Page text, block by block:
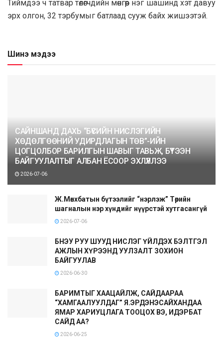
Тиймдээ ч татвар төлөгчдийн мөнгөөр нэг шашинд хэт давуу
эрх олгон, 32 тэрбумыг батлаад сууж байх жишээтэй.
Шинэ мэдээ
САЙНШАНД ДАХЬ “БҮСИЙН НИСЛЭГИЙН
ХӨДӨЛГӨӨНИЙ УДИРДЛАГЫН ТӨВ”-ИЙН
ЦОГЦОЛБОР БАРИЛГЫН ШАВЫГ ТАВЬЖ, БҮТЭЭН
БАЙГУУЛАЛТЫГ АЛБАН ЁСООР ЭХЛҮҮЛЛЭЭ
2026-07-06
Ж.Мөнхбатын бүтээлийг “нэрлэж” Төрийн
шагналын нэр хүндийг нүүрстэй хутгасангүй
2026-07-06
БНЭУ РУУ ШУУД НИСЛЭГ ҮЙЛДЭХ БЭЛТГЭЛ
АЖЛЫН ХҮРЭЭНД УУЛЗАЛТ ЗОХИОН
БАЙГУУЛАВ
2026-06-30
БАРИМТЫГ ХААЦАЙЛЖ, САЙДААРАА
“ХАМГААЛУУЛДАГ” Я.ЭРДЭНЭСАЙХАНДАА
ЯМАР ХАРИУЦЛАГА ТООЦОХ ВЭ, ИДЭРБАТ
САЙД АА?
2026-06-25